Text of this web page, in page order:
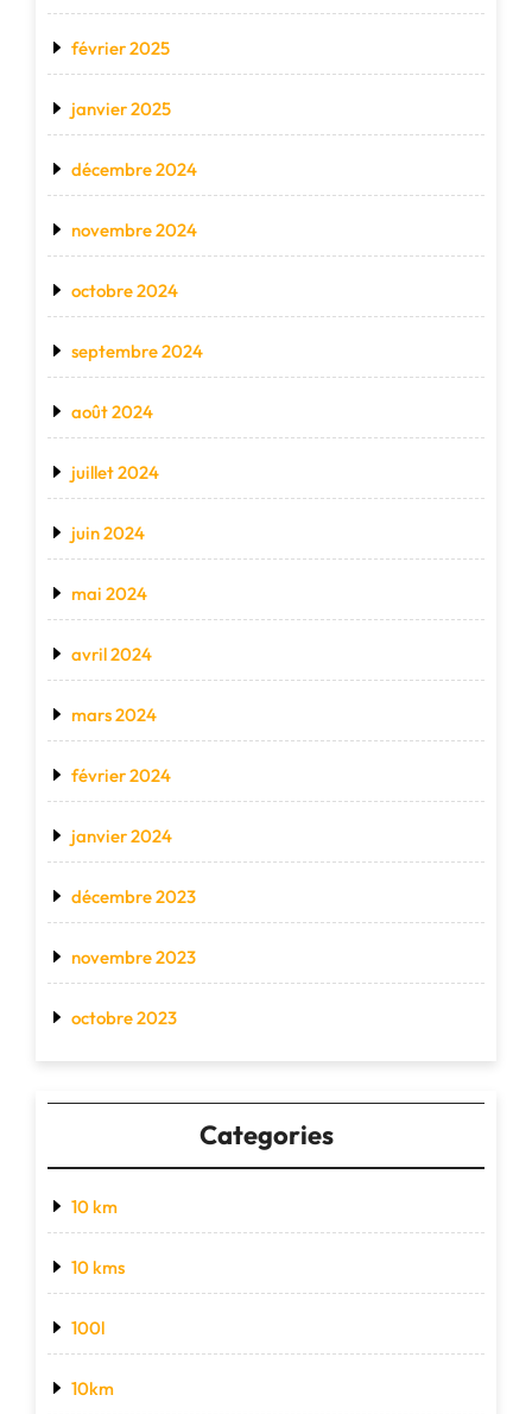
février 2025
janvier 2025
décembre 2024
novembre 2024
octobre 2024
septembre 2024
août 2024
juillet 2024
juin 2024
mai 2024
avril 2024
mars 2024
février 2024
janvier 2024
décembre 2023
novembre 2023
octobre 2023
Categories
10 km
10 kms
100l
10km